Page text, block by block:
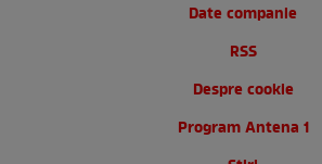
Date companie
RSS
Despre cookie
Program Antena 1